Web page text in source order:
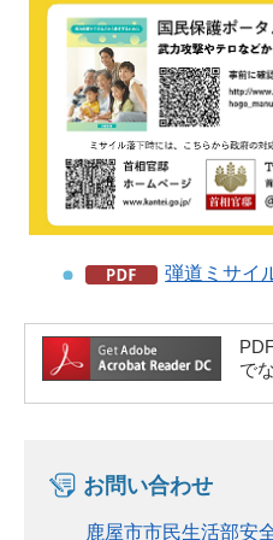
弾道ミサイ
で
お問い合わせ
鹿屋市市民生活部安